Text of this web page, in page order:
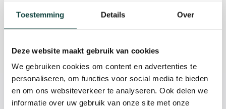
Toestemming Details Over
Deze website maakt gebruik van cookies
We gebruiken cookies om content en advertenties te
personaliseren, om functies voor social media te bieden
en om ons websiteverkeer te analyseren. Ook delen we
informatie over uw gebruik van onze site met onze
Reviews
Kunnen we je helpen?